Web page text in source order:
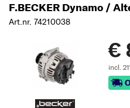
F.BECKER Dynamo /
Art.nr. 74210038
€
incl.